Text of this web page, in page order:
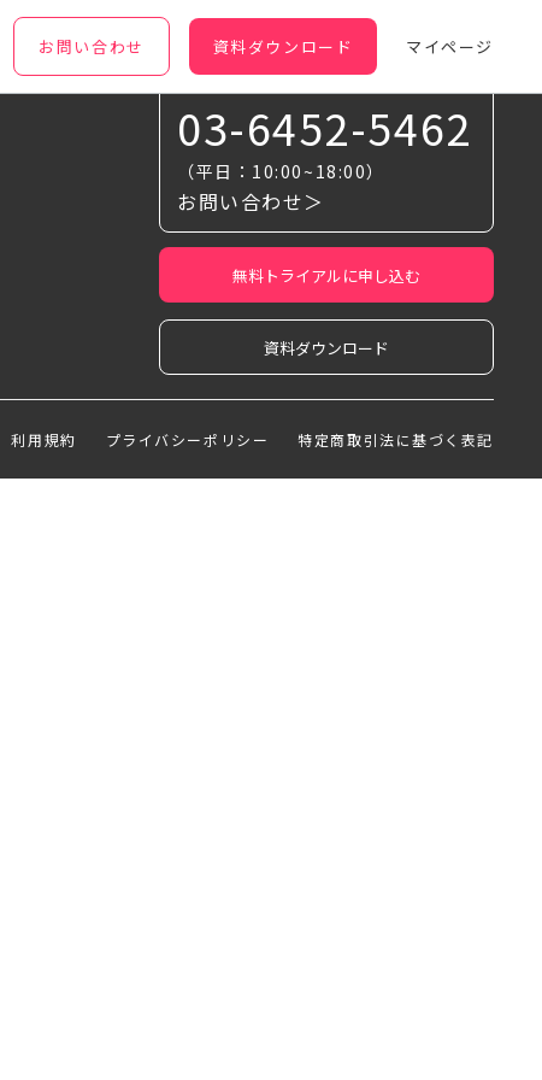
お問い合わせ 資料ダウンロード マイページ
お気軽に相談ください
03-6452-5462
（平日：10:00~18:00）
お問い合わせ＞
無料トライアルに申し込む
資料ダウンロード
特定商取引法に基づく表記
プライバシーポリシー
利用規約